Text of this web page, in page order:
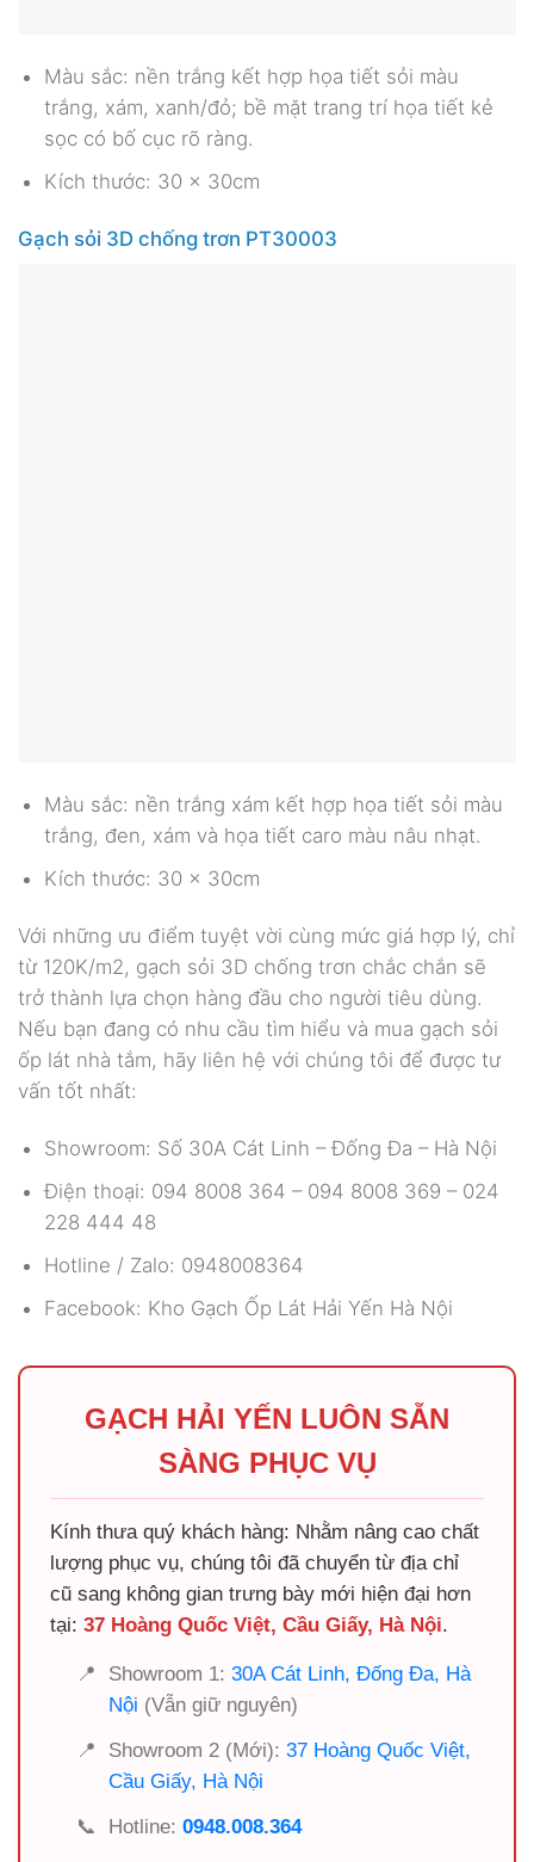
Màu sắc: nền trắng kết hợp họa tiết sỏi màu
trắng, xám, xanh/đỏ; bề mặt trang trí họa tiết kẻ
sọc có bố cục rõ ràng.
Kích thước: 30 x 30cm
Gạch sỏi 3D chống trơn PT30003
Màu sắc: nền trắng xám kết hợp họa tiết sỏi màu
trắng, đen, xám và họa tiết caro màu nâu nhạt.
Kích thước: 30 x 30cm
Với những ưu điểm tuyệt vời cùng mức giá hợp lý, chỉ
từ 120K/m2, gạch sỏi 3D chống trơn chắc chắn sẽ
trở thành lựa chọn hàng đầu cho người tiêu dùng.
Nếu bạn đang có nhu cầu tìm hiểu và mua gạch sỏi
ốp lát nhà tắm, hãy liên hệ với chúng tôi để được tư
vấn tốt nhất:
Showroom: Số 30A Cát Linh – Đống Đa – Hà Nội
Điện thoại: 094 8008 364 – 094 8008 369 – 024
228 444 48
Hotline / Zalo: 0948008364
Facebook: Kho Gạch Ốp Lát Hải Yến Hà Nội
GẠCH HẢI YẾN LUÔN SẴN
SÀNG PHỤC VỤ
Kính thưa quý khách hàng: Nhằm nâng cao chất
lượng phục vụ, chúng tôi đã chuyển từ địa chỉ
cũ sang không gian trưng bày mới hiện đại hơn
tại: 37 Hoàng Quốc Việt, Cầu Giấy, Hà Nội.
📍 Showroom 1: 30A Cát Linh, Đống Đa, Hà
Nội (Vẫn giữ nguyên)
📍
Showroom 2 (Mới): 37 Hoàng Quốc Việt,
Cầu Giấy, Hà Nội
📞
Hotline: 0948.008.364